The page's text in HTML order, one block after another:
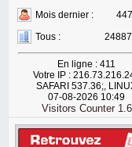
Mois dernier :
Tous :
En ligne : 411
Votre IP :
SAFARI 537.36;,
07-08-2026 10:49
Visitors Counter 1.6